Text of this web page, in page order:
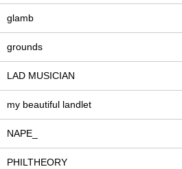
glamb
grounds
LAD MUSICIAN
my beautiful landlet
NAPE_
PHILTHEORY